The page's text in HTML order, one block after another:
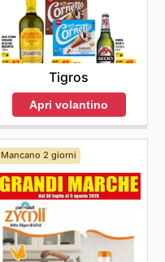
Tigros
Apri volantino
Mancano 2 giorni